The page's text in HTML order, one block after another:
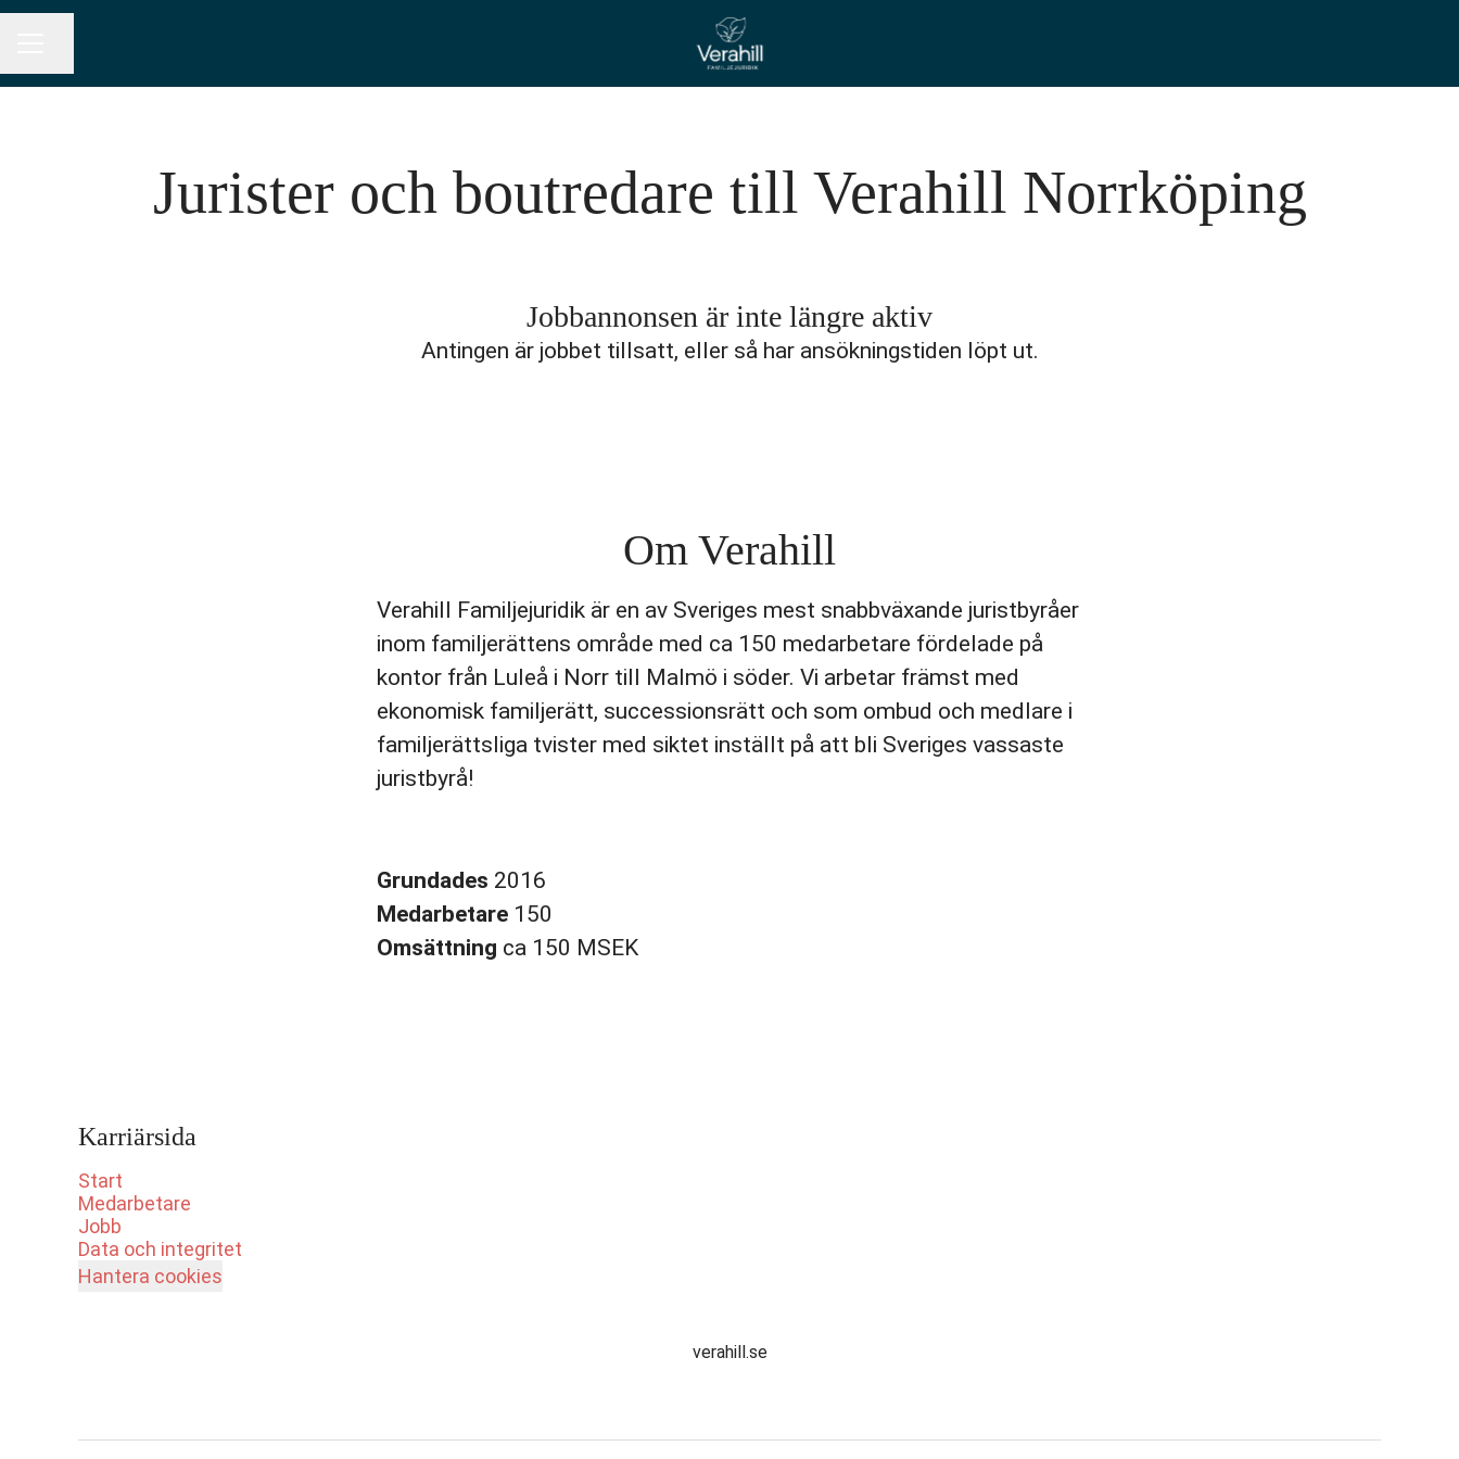
Jurister och boutredare till Verahill Norrköping
Jobbannonsen är inte längre aktiv
Antingen är jobbet tillsatt, eller så har ansökningstiden löpt ut.
Om Verahill
Verahill Familjejuridik är en av Sveriges mest snabbväxande juristbyråer
inom familjerättens område med ca 150 medarbetare fördelade på
kontor från Luleå i Norr till Malmö i söder. Vi arbetar främst med
ekonomisk familjerätt, successionsrätt och som ombud och medlare i
familjerättsliga tvister med siktet inställt på att bli Sveriges vassaste
juristbyrå!
Grundades 2016
Medarbetare 150
Omsättning ca 150 MSEK
Karriärsida
Start
Medarbetare
Jobb
Data och integritet
Hantera cookies
verahill.se